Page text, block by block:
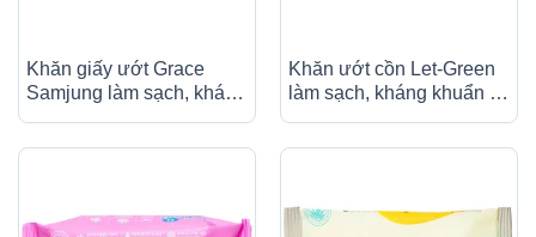
Khăn giấy ướt Grace
Samjung làm sạch, kháng
khuẩn (100 tờ/gói)
Khăn ướt cồn Let-Green
làm sạch, kháng khuẩn và
giữ vệ sinh (90 miếng)